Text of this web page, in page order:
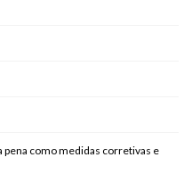
pena como medidas corretivas e